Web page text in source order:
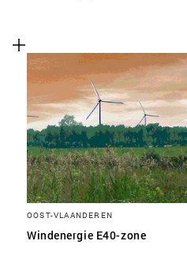
OOST-VLAANDEREN
Windenergie E40-zone